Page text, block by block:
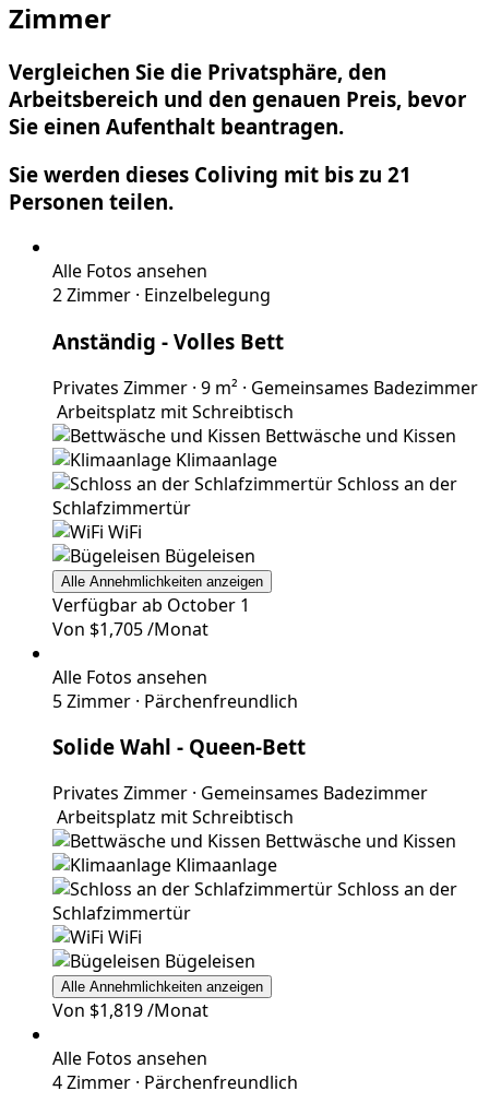
Zimmer
Vergleichen Sie die Privatsphäre, den
Arbeitsbereich und den genauen Preis, bevor
Sie einen Aufenthalt beantragen.
Sie werden dieses Coliving mit bis zu 21
Personen teilen.
Alle Fotos ansehen
2 Zimmer · Einzelbelegung
Anständig - Volles Bett
Privates Zimmer · 9 m² · Gemeinsames Badezimmer
Arbeitsplatz mit Schreibtisch
Bettwäsche und Kissen
Klimaanlage
Schloss an der
Schlafzimmertür
WiFi
Bügeleisen
Alle Annehmlichkeiten anzeigen
Verfügbar ab October 1
Von $1,705/Monat
Alle Fotos ansehen
5 Zimmer · Pärchenfreundlich
Solide Wahl - Queen-Bett
Privates Zimmer · Gemeinsames Badezimmer
Arbeitsplatz mit Schreibtisch
Bettwäsche und Kissen
Klimaanlage
Schloss an der
Schlafzimmertür
WiFi
Bügeleisen
Alle Annehmlichkeiten anzeigen
Von $1,819/Monat
Alle Fotos ansehen
4 Zimmer · Pärchenfreundlich